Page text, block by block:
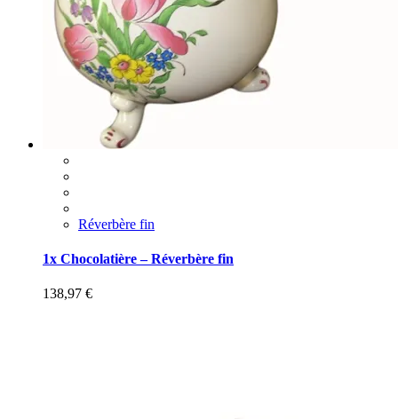
Réverbère fin
1x Chocolatière – Réverbère fin
138,97 €